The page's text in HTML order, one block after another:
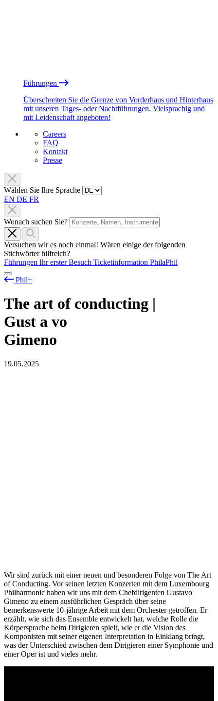
Führungen
Überschreiten Sie die Grenze von Vorderhaus und Hinterhaus
mit unseren Tages- oder Nachtführungen. Vielsprachig und
mit Leidenschaft angeboten!
Careers
FAQ
Kontakt
Presse
Wählen Sie Ihre Sprache
EN DE FR
Wonach suchen Sie?
Versuchen wir es noch einmal! Wären einige der folgenden
Stichwörter hilfreich?
Führungen Ihr erster Besuch Ticketinformation PhilaPhil
Phil+
The art of conducting |
Gust a vo
Gimeno
19.05.2025
Wir sind zurück mit einer neuen und besonderen Folge von The Art
of Conducting. Vor seinen letzten Konzerten mit dem Luxembourg
Philharmonic haben wir uns mit dem Chefdirigenten Gustavo
Gimeno zu einem ausführlichen Gespräch über seine
bemerkenswerte 10-jährige Arbeit mit dem Orchester getroffen. Er
erzählt, wie sich das Ensemble entwickelt hat, welche Rolle die
Körpersprache beim Dirigieren spielt, wie er die Vision des
Komponisten mit seiner eigenen Interpretation in Einklang bringt,
was der Unterschied zwischen dem Dirigieren einer Symphonie und
einer Oper ist und vieles mehr.